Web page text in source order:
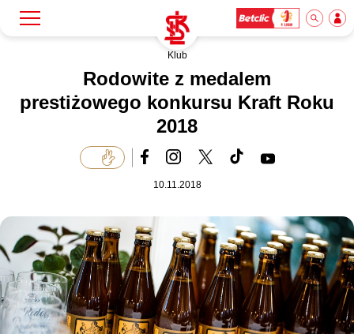
Akademia
Biznes
Klub
Rodowite z medalem
prestiżowego konkursu Kraft Roku
2018
10.11.2018